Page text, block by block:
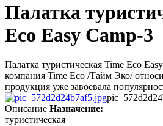
Палатка
Eco Easy Camp-3
Палатка туристическая Time Eco
компания Time Eco /Тайм Эко/
продукция уже завоевала
Описание Назначение:
туристическая